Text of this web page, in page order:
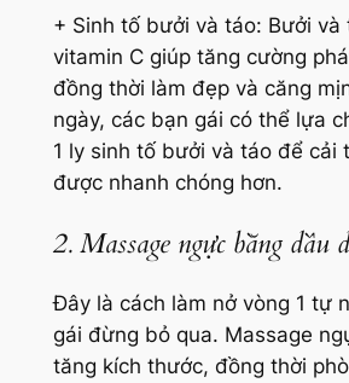
+ Sinh tố bưởi và táo: Bưởi và
vitamin C giúp tăng cường
đồng thời làm đẹp và căng
ngày, các bạn gái có thể lựa
1 ly sinh tố bưởi và táo để cải
được nhanh chóng hơn.
2. Massage ngực bằng dầu
Đây là cách làm nở vòng 1 tự
gái đừng bỏ qua. Massage
tăng kích thước, đồng thời